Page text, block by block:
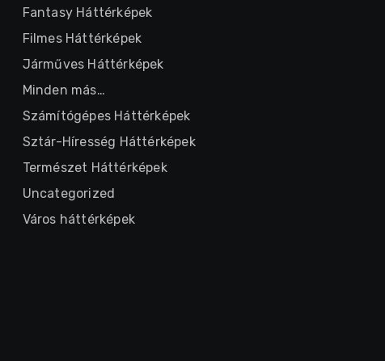
Fantasy Háttérképek
Filmes Háttérképek
Járműves Háttérképek
Minden más…
Számítógépes Háttérképek
Sztár-Híresség Háttérképek
Természet Háttérképek
Uncategorized
Város háttérképek